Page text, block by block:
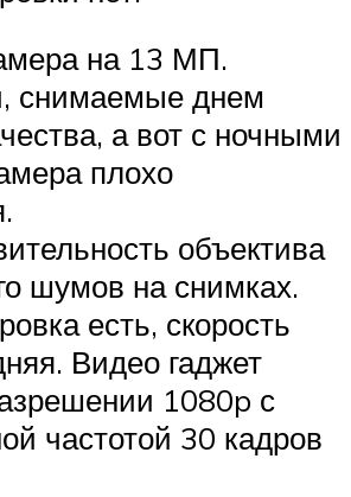
на 13 МП.
снимаемые днем
а вот с ночными
плохо
объектива
шумов на снимках.
есть, скорость
Видео гаджет
1080p с
частотой 30 кадров